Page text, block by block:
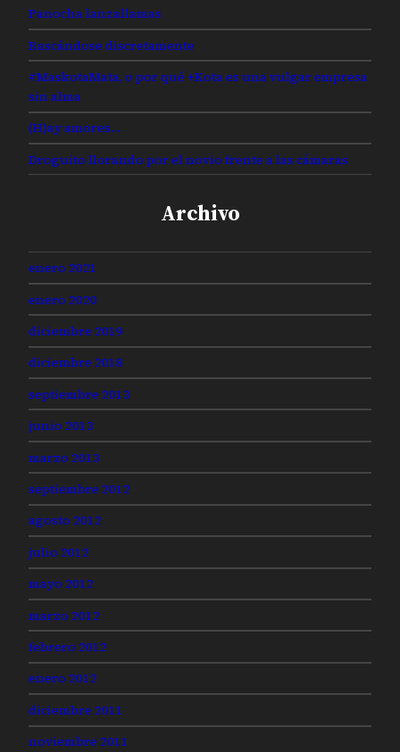
Panocha lanzallamas
Rascándose discretamente
#MaskotaMata, o por qué +Kota es una vulgar empresa
sin alma
(H)ay amores…
Droguito llorando por el novio frente a las cámaras
Archivo
enero 2021
enero 2020
diciembre 2019
diciembre 2018
septiembre 2013
junio 2013
marzo 2013
septiembre 2012
agosto 2012
julio 2012
mayo 2012
marzo 2012
febrero 2012
enero 2012
diciembre 2011
noviembre 2011